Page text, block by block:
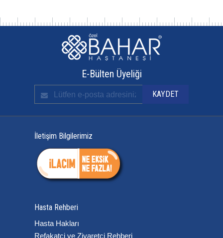
E-Bülten Üyeliği
İletişim Bilgilerimiz
Hasta Rehberi
Hasta Hakları
Refakatçi ve Ziyaretçi Rehberi